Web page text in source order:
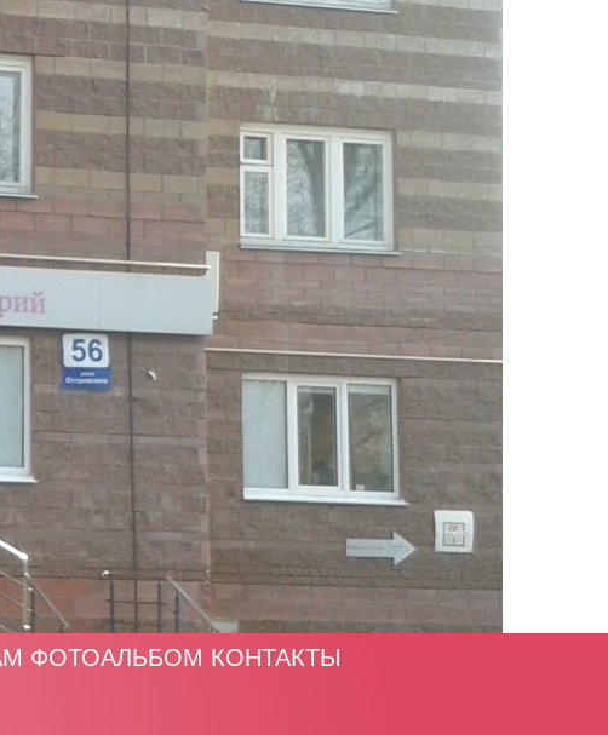
ФОТОАЛЬБОМ КОНТАКТЫ